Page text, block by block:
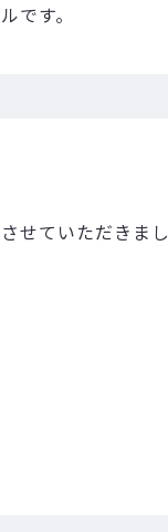
です。
せていただきまし